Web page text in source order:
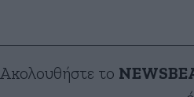
Ακολουθήστε το